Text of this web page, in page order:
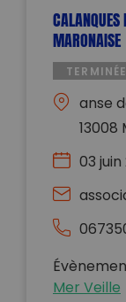
MARONAISE
TERMINÉE
anse
13008
03
Mer Veille